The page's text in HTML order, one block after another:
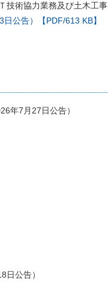
技術協力業務及び土木工事
公告）【PDF/613 KB】
年7月27日公告）
日公告）